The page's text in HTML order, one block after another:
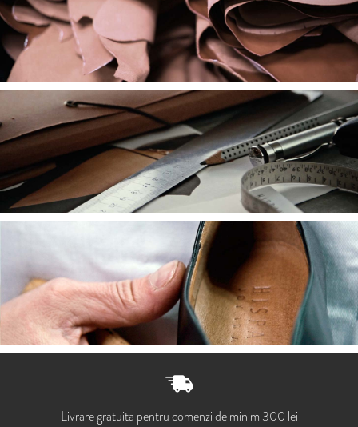
Livrare gratuita pentru comenzi de minim 300 lei